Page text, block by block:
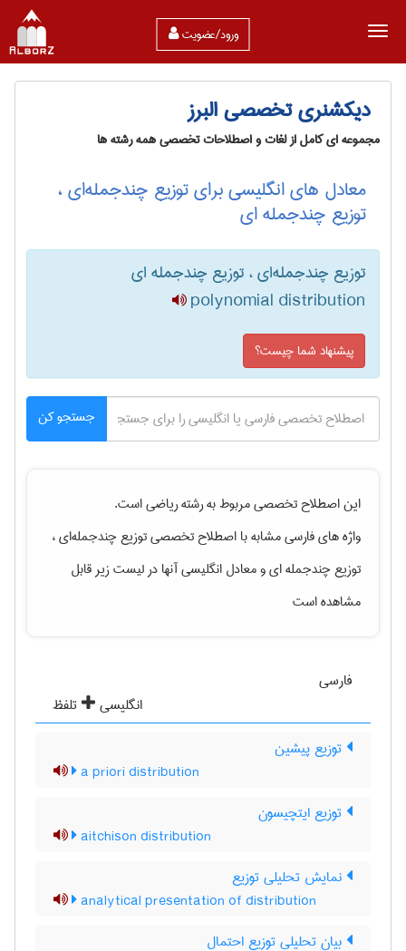
ورود/عضویت
دیکشنری تخصصی البرز
مجموعه ای کامل از لغات و اصطلاحات تخصصی همه رشته ها
معادل های انگلیسی برای توزیع چندجمله‌ای ،
توزیع چندجمله ای
توزیع چندجمله‌ای ، توزیع چندجمله ای
polynomial distribution
پیشنهاد شما چیست؟
جستجو کن
این اصطلاح تخصصی مربوط به رشتهرياضیاست.
واژه های فارسی مشابه با اصطلاح تخصصیتوزیع چندجمله‌ای ،
توزیع چندجمله ایو معادل انگلیسی آنها در لیست زیر قابل
مشاهده است
فارسی
انگلیسی
تلفظ
توزیع پیشین
a priori distribution
توزیع ایتچیسون
aitchison distribution
نمایش تحلیلی توزیع
analytical presentation of distribution
بیان تحلیلی توزیع احتمال